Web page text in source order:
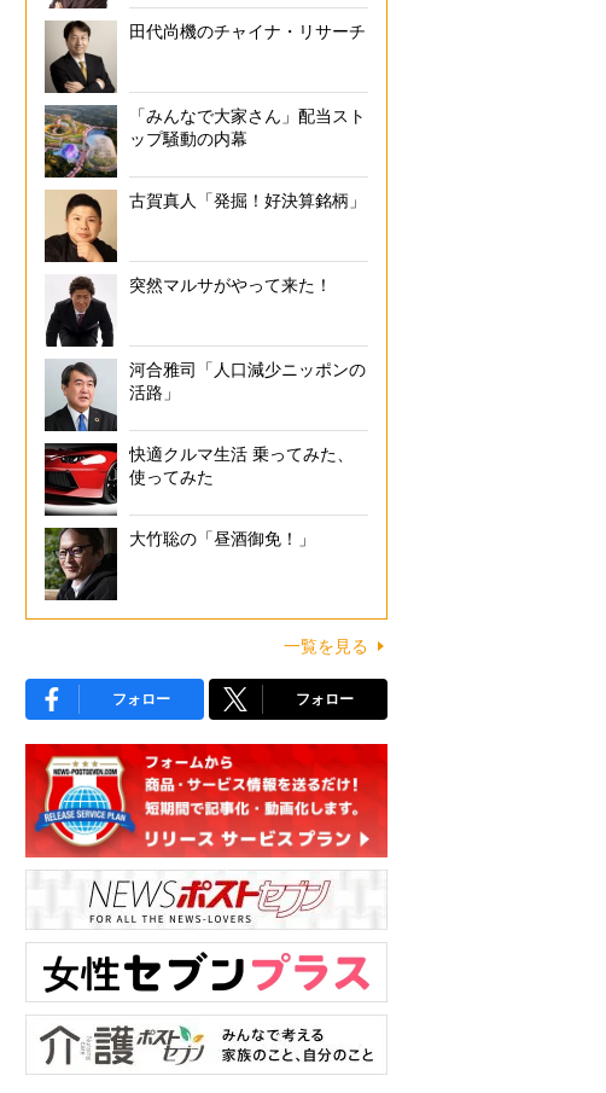
田代尚機のチャイナ・リサーチ
「みんなで大家さん」配当スト
ップ騒動の内幕
古賀真人「発掘！好決算銘柄」
突然マルサがやって来た！
河合雅司「人口減少ニッポンの
活路」
快適クルマ生活 乗ってみた、
使ってみた
大竹聡の「昼酒御免！」
一覧を見る
フォロー フォロー